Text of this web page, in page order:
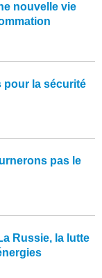
nouvelle vie
pour la sécurité
pas le
Russie, la lutte